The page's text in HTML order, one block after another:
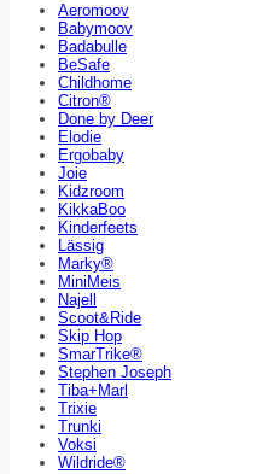
Aeromoov
Babymoov
Badabulle
BeSafe
Childhome
Citron®
Done by Deer
Elodie
Ergobaby
Joie
Kidzroom
KikkaBoo
Kinderfeets
Lässig
Marky®
MiniMeis
Najell
Scoot&Ride
Skip Hop
SmarTrike®
Stephen Joseph
Tiba+Marl
Trixie
Trunki
Voksi
Wildride®